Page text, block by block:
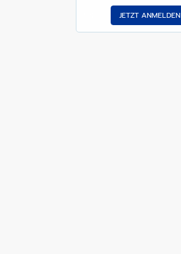
JETZT ANMELDEN